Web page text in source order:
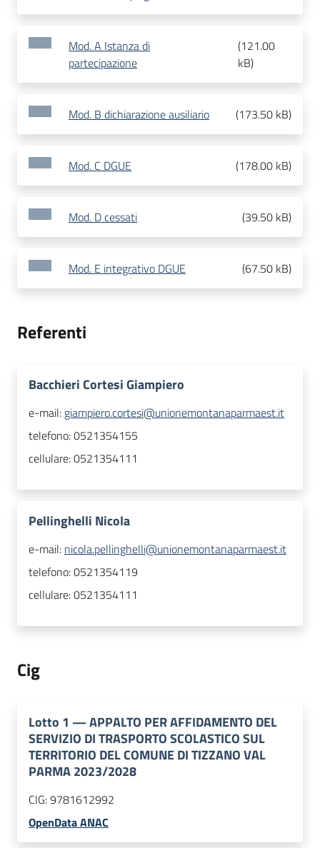
Mod. A Istanza di
partecipazione
(121.00
kB)
Mod. B dichiarazione ausiliario (173.50 kB)
Mod. C DGUE (178.00 kB)
Mod. D cessati (39.50 kB)
Mod. E integrativo DGUE (67.50 kB)
Referenti
Bacchieri Cortesi Giampiero
e-mail: giampiero.cortesi@unionemontanaparmaest.it
telefono:0521354155
cellulare:0521354111
Pellinghelli Nicola
e-mail: nicola.pellinghelli@unionemontanaparmaest.it
telefono:0521354119
cellulare:0521354111
Cig
Lotto 1 —APPALTO PER AFFIDAMENTO DEL
SERVIZIO DI TRASPORTO SCOLASTICO SUL
TERRITORIO DEL COMUNE DI TIZZANO VAL
PARMA 2023/2028
CIG:9781612992
OpenData ANAC